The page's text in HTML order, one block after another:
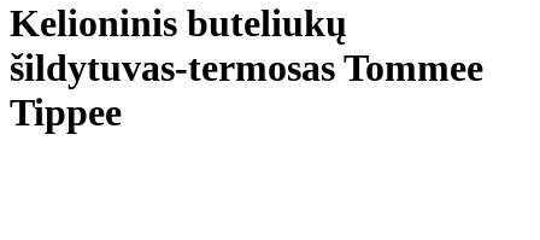
Kelioninis buteliukų
šildytuvas-termosas Tommee
Tippee